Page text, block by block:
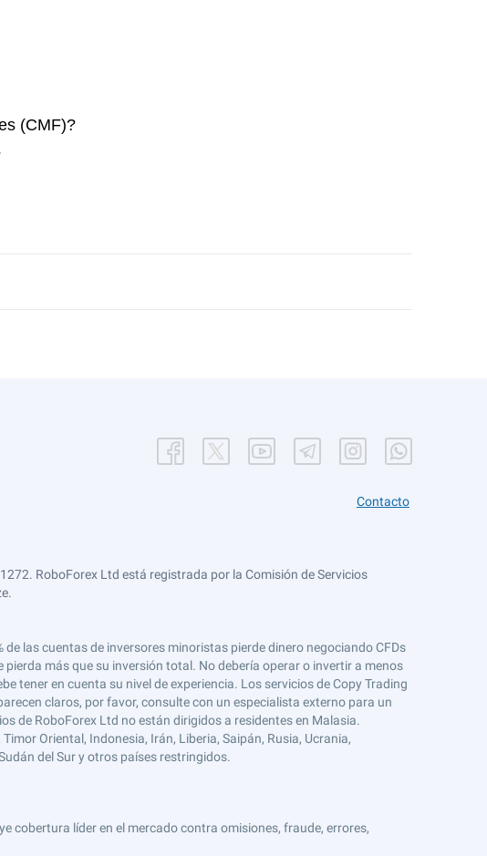
(CMF)?
Contacto
RoboForex Ltd está registrada por la Comisión de Servicios
las cuentas de inversores minoristas pierde dinero negociando CFDs
más que su inversión total. No debería operar o invertir a menos
tener en cuenta su nivel de experiencia. Los servicios de Copy Trading
claros, por favor, consulte con un especialista externo para un
de RoboForex Ltd no están dirigidos a residentes en Malasia.
Oriental, Indonesia, Irán, Liberia, Saipán, Rusia, Ucrania,
del Sur y otros países restringidos.
cobertura líder en el mercado contra omisiones, fraude, errores,